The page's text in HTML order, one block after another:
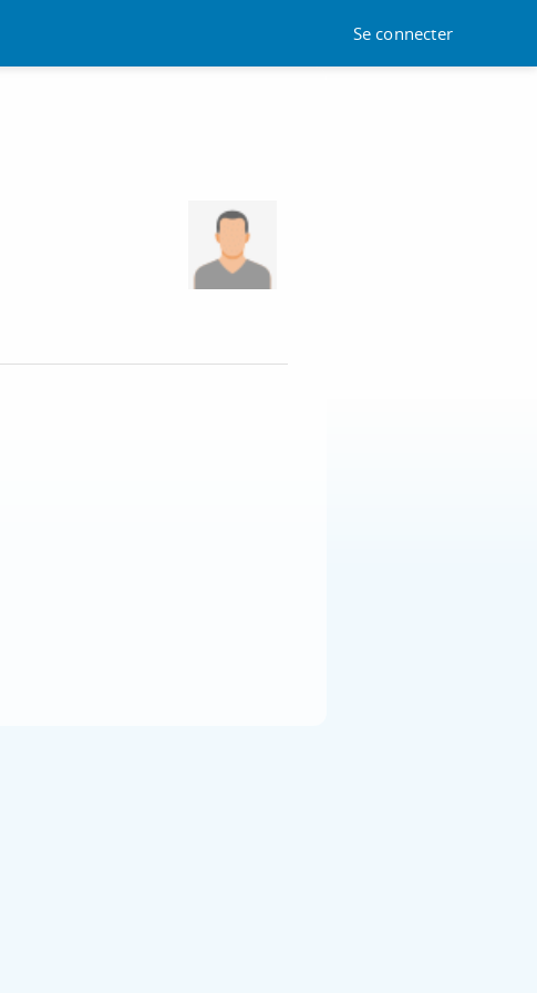
Se connecter